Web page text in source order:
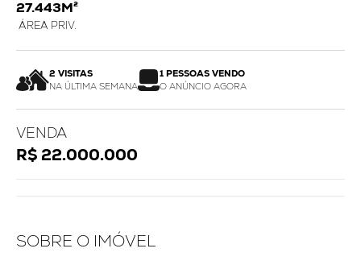
27.443M²
ÁREA PRIV.
2 VISITAS
NA ÚLTIMA SEMANA
1 PESSOAS VENDO
O ANÚNCIO AGORA
VENDA
R$ 22.000.000
SOBRE O IMÓVEL